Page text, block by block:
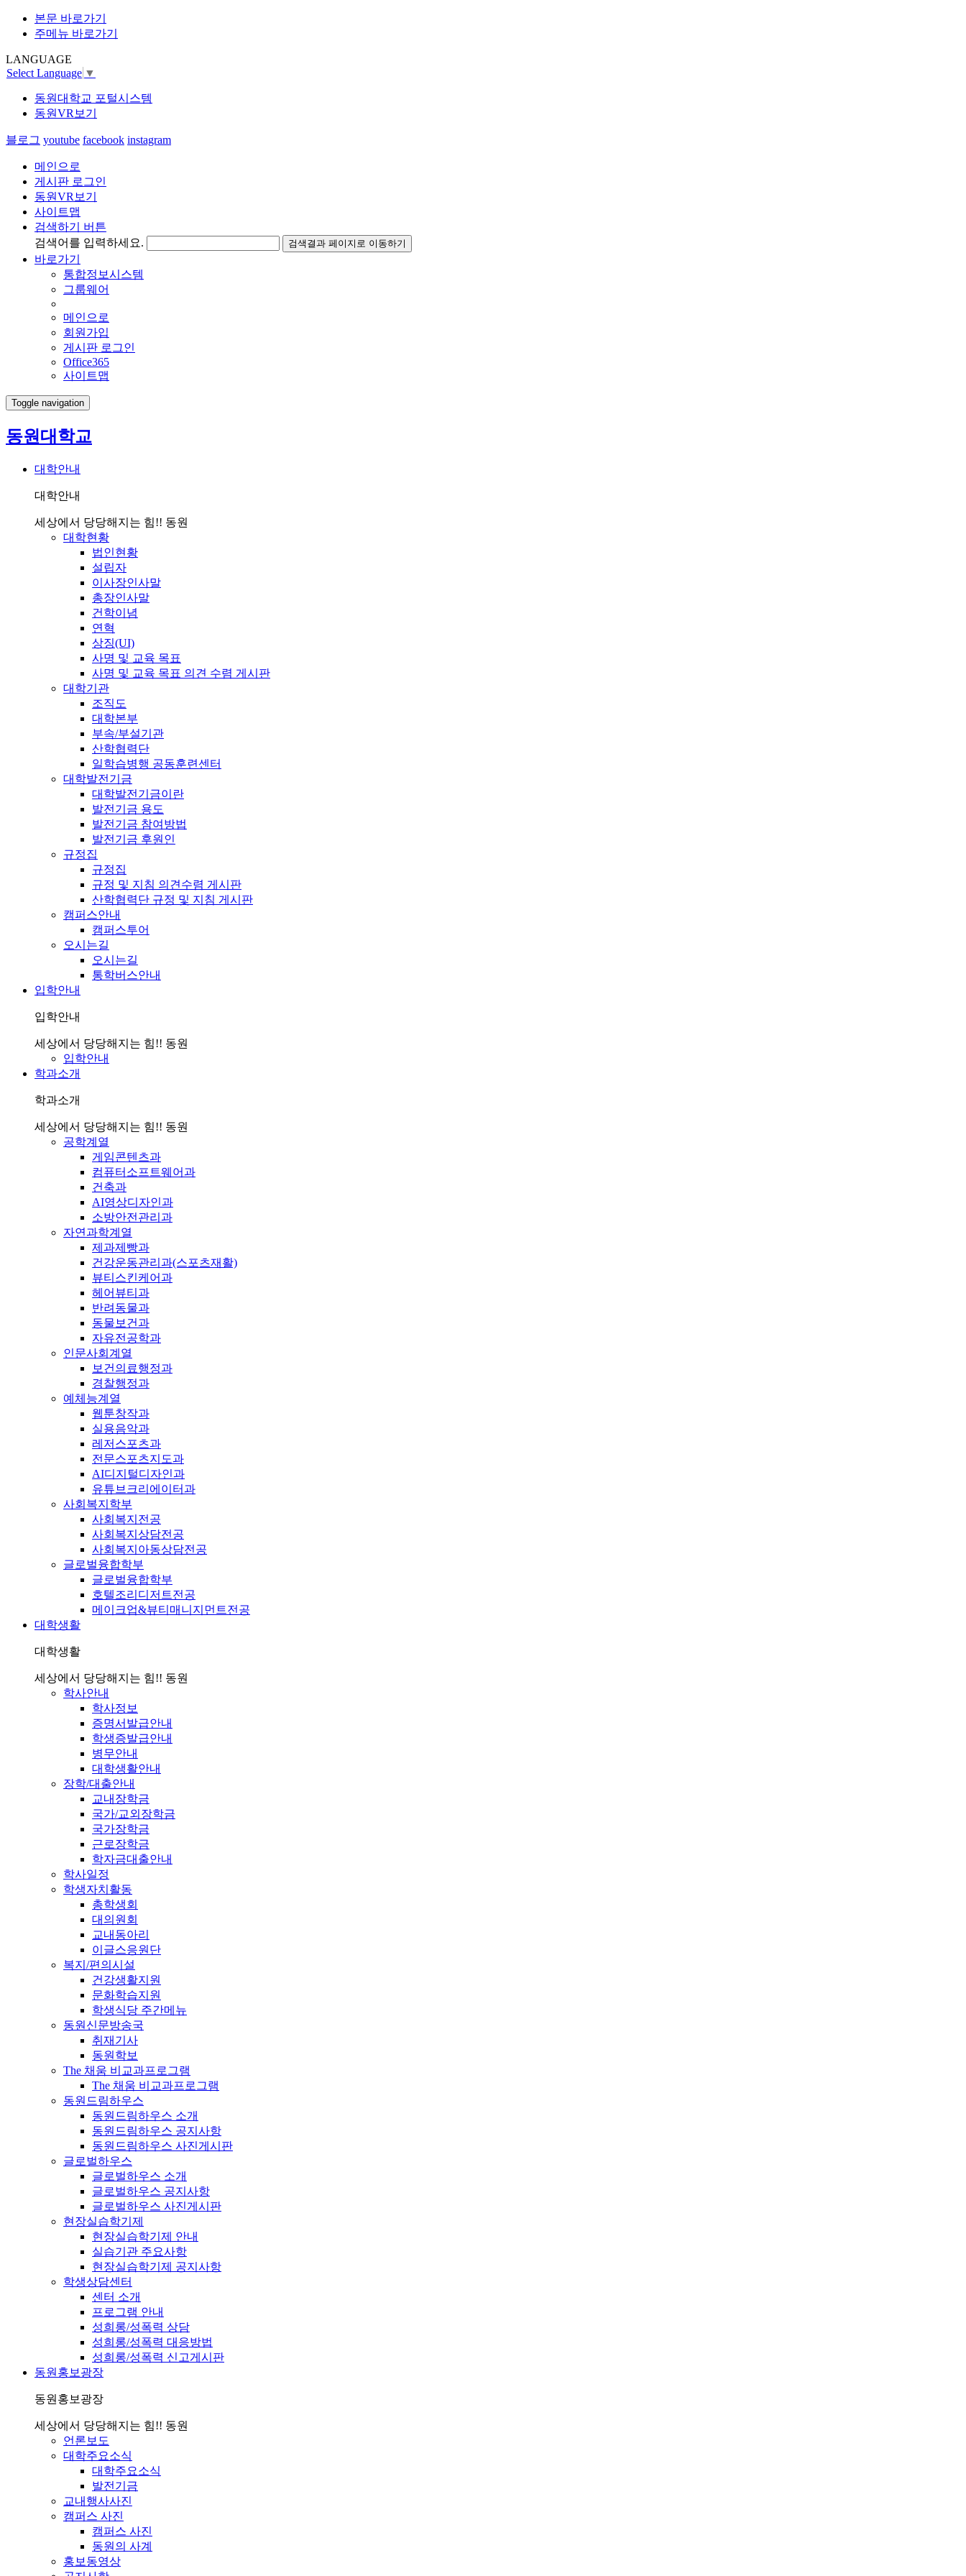
본문 바로가기
주메뉴 바로가기
LANGUAGE
Select Language ▼
동원대학교 포털시스템
동원VR보기
블로그 youtube facebook instagram
메인으로
게시판 로그인
동원VR보기
사이트맵
검색하기 버튼
검색어를 입력하세요.
검색결과 페이지로 이동하기
바로가기
통합정보시스템
그룹웨어
메인으로
회원가입
게시판 로그인
Office365
사이트맵
Toggle navigation
동원대학교
대학안내
대학안내
세상에서 당당해지는 힘!! 동원
대학현황
법인현황
설립자
이사장인사말
총장인사말
건학이념
연혁
상징(UI)
사명 및 교육 목표
사명 및 교육 목표 의견 수렴 게시판
대학기관
조직도
대학본부
부속/부설기관
산학협력단
일학습병행 공동훈련센터
대학발전기금
대학발전기금이란
발전기금 용도
발전기금 참여방법
발전기금 후원인
규정집
규정집
규정 및 지침 의견수렴 게시판
산학협력단 규정 및 지침 게시판
캠퍼스안내
캠퍼스투어
오시는길
오시는길
통학버스안내
입학안내
입학안내
세상에서 당당해지는 힘!! 동원
입학안내
학과소개
학과소개
세상에서 당당해지는 힘!! 동원
공학계열
게임콘텐츠과
컴퓨터소프트웨어과
건축과
AI영상디자인과
소방안전관리과
자연과학계열
제과제빵과
건강운동관리과(스포츠재활)
뷰티스킨케어과
헤어뷰티과
반려동물과
동물보건과
자유전공학과
인문사회계열
보건의료행정과
경찰행정과
예체능계열
웹툰창작과
실용음악과
레저스포츠과
전문스포츠지도과
AI디지털디자인과
유튜브크리에이터과
사회복지학부
사회복지전공
사회복지상담전공
사회복지아동상담전공
글로벌융합학부
글로벌융합학부
호텔조리디저트전공
메이크업&뷰티매니지먼트전공
대학생활
대학생활
세상에서 당당해지는 힘!! 동원
학사안내
학사정보
증명서발급안내
학생증발급안내
병무안내
대학생활안내
장학/대출안내
교내장학금
국가/교외장학금
국가장학금
근로장학금
학자금대출안내
학사일정
학생자치활동
총학생회
대의원회
교내동아리
이글스응원단
복지/편의시설
건강생활지원
문화학습지원
학생식당 주간메뉴
동원신문방송국
취재기사
동원학보
The 채움 비교과프로그램
The 채움 비교과프로그램
동원드림하우스
동원드림하우스 소개
동원드림하우스 공지사항
동원드림하우스 사진게시판
글로벌하우스
글로벌하우스 소개
글로벌하우스 공지사항
글로벌하우스 사진게시판
현장실습학기제
현장실습학기제 안내
실습기관 주요사항
현장실습학기제 공지사항
학생상담센터
센터 소개
프로그램 안내
성희롱/성폭력 상담
성희롱/성폭력 대응방법
성희롱/성폭력 신고게시판
동원홍보광장
동원홍보광장
세상에서 당당해지는 힘!! 동원
언론보도
대학주요소식
대학주요소식
발전기금
교내행사사진
캠퍼스 사진
캠퍼스 사진
동원의 사계
홍보동영상